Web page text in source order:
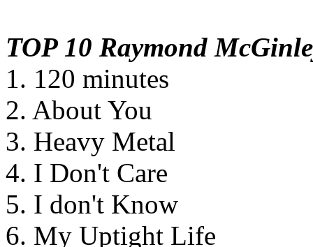
TOP 10 Raymond
1. 120 minutes
2. About You
3. Heavy Metal
4. I Don't Care
5. I don't Know
6. My Uptight Life